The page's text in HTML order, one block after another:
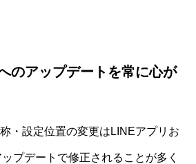
のアップデートを常に心が
・設定位置の変更はLINEアプリお
プデートで修正されることが多く